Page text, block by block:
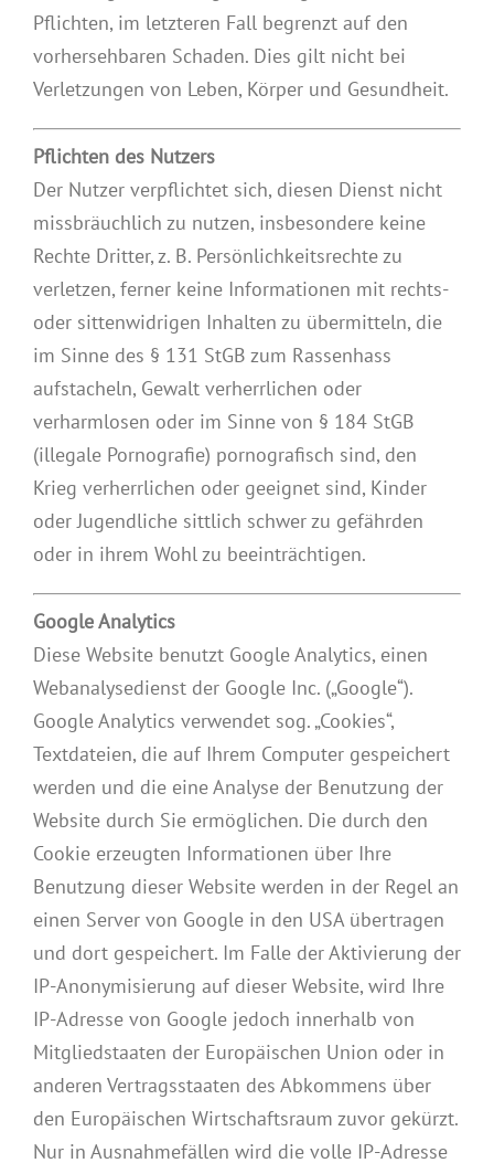
Pflichten, im letzteren Fall begrenzt auf den
vorhersehbaren Schaden. Dies gilt nicht bei
Verletzungen von Leben, Körper und Gesundheit.
Pflichten des Nutzers
Der Nutzer verpflichtet sich, diesen Dienst nicht
missbräuchlich zu nutzen, insbesondere keine
Rechte Dritter, z. B. Persönlichkeitsrechte zu
verletzen, ferner keine Informationen mit rechts-
oder sittenwidrigen Inhalten zu übermitteln, die
im Sinne des § 131 StGB zum Rassenhass
aufstacheln, Gewalt verherrlichen oder
verharmlosen oder im Sinne von § 184 StGB
(illegale Pornografie) pornografisch sind, den
Krieg verherrlichen oder geeignet sind, Kinder
oder Jugendliche sittlich schwer zu gefährden
oder in ihrem Wohl zu beeinträchtigen.
Google Analytics
Diese Website benutzt Google Analytics, einen
Webanalysedienst der Google Inc. („Google“).
Google Analytics verwendet sog. „Cookies“,
Textdateien, die auf Ihrem Computer gespeichert
werden und die eine Analyse der Benutzung der
Website durch Sie ermöglichen. Die durch den
Cookie erzeugten Informationen über Ihre
Benutzung dieser Website werden in der Regel an
einen Server von Google in den USA übertragen
und dort gespeichert. Im Falle der Aktivierung der
IP-Anonymisierung auf dieser Website, wird Ihre
IP-Adresse von Google jedoch innerhalb von
Mitgliedstaaten der Europäischen Union oder in
anderen Vertragsstaaten des Abkommens über
den Europäischen Wirtschaftsraum zuvor gekürzt.
Nur in Ausnahmefällen wird die volle IP-Adresse